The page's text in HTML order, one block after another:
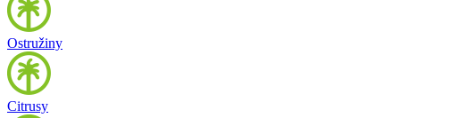
Ostružiny
Citrusy